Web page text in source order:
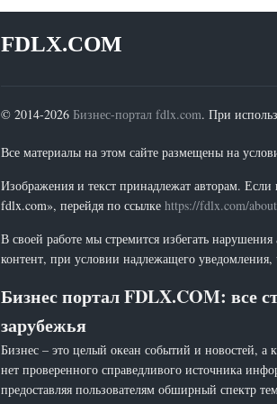
FDLX.COM
© 2014-2026 Бизнес-портал fdlx.com. При
Все материалы на этом сайте размещены на
Изображения и текст принадлежат авторам.
fdlx.com», перейдя по ссылке https://fdlx.com/
В своей работе мы стремится избегать
контент, при условии надлежащего
Бизнес портал FDLX.COM: все
зарубежья
Бизнес – это целый океан событий и новостей, а
нет проверенного справедливого источника
предоставляя пользователям обширный спектр